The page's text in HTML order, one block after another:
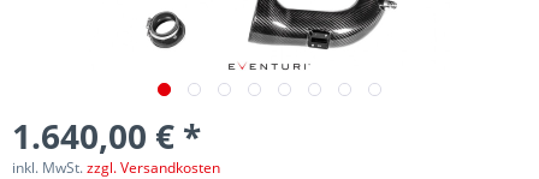
1.640,00 € *
inkl. MwSt.zzgl. Versandkosten